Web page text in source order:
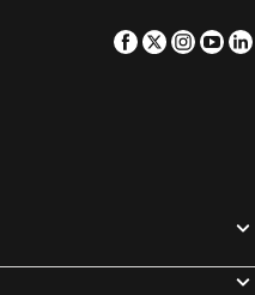
Hotéis em Galiza
Facebook
Twitter